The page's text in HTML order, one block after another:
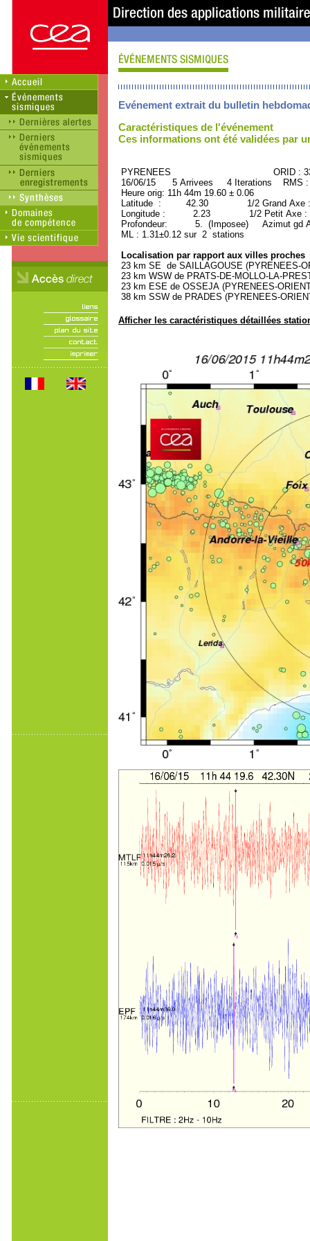
Evénement extrait du bulletin
Caractéristiques de l'événement
Ces informations ont été validées par
PYRENEES ORID :
16/06/15 5 Arrivees 4 Iterations RMS
Heure orig: 11h 44m 19.60 ± 0.06
Latitude : 42.30 1/2 Grand Axe
Longitude : 2.23 1/2 Petit Axe :
Profondeur: 5. (Imposee) Azimut gd
ML : 1.31±0.12 sur 2 stations
Localisation par rapport aux villes proches
23 km SE de SAILLAGOUSE (PYRENEES-
23 km WSW de PRATS-DE-MOLLO-LA-
23 km ESE de OSSEJA (PYRENEES-
38 km SSW de PRADES (PYRENEES-
Afficher les caractéristiques détaillées